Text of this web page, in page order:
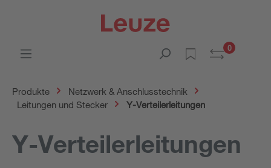
0
Produkte
Netzwerk & Anschlusstechnik
Leitungen und Stecker
Y-Verteilerleitungen
Y-Verteilerleitungen